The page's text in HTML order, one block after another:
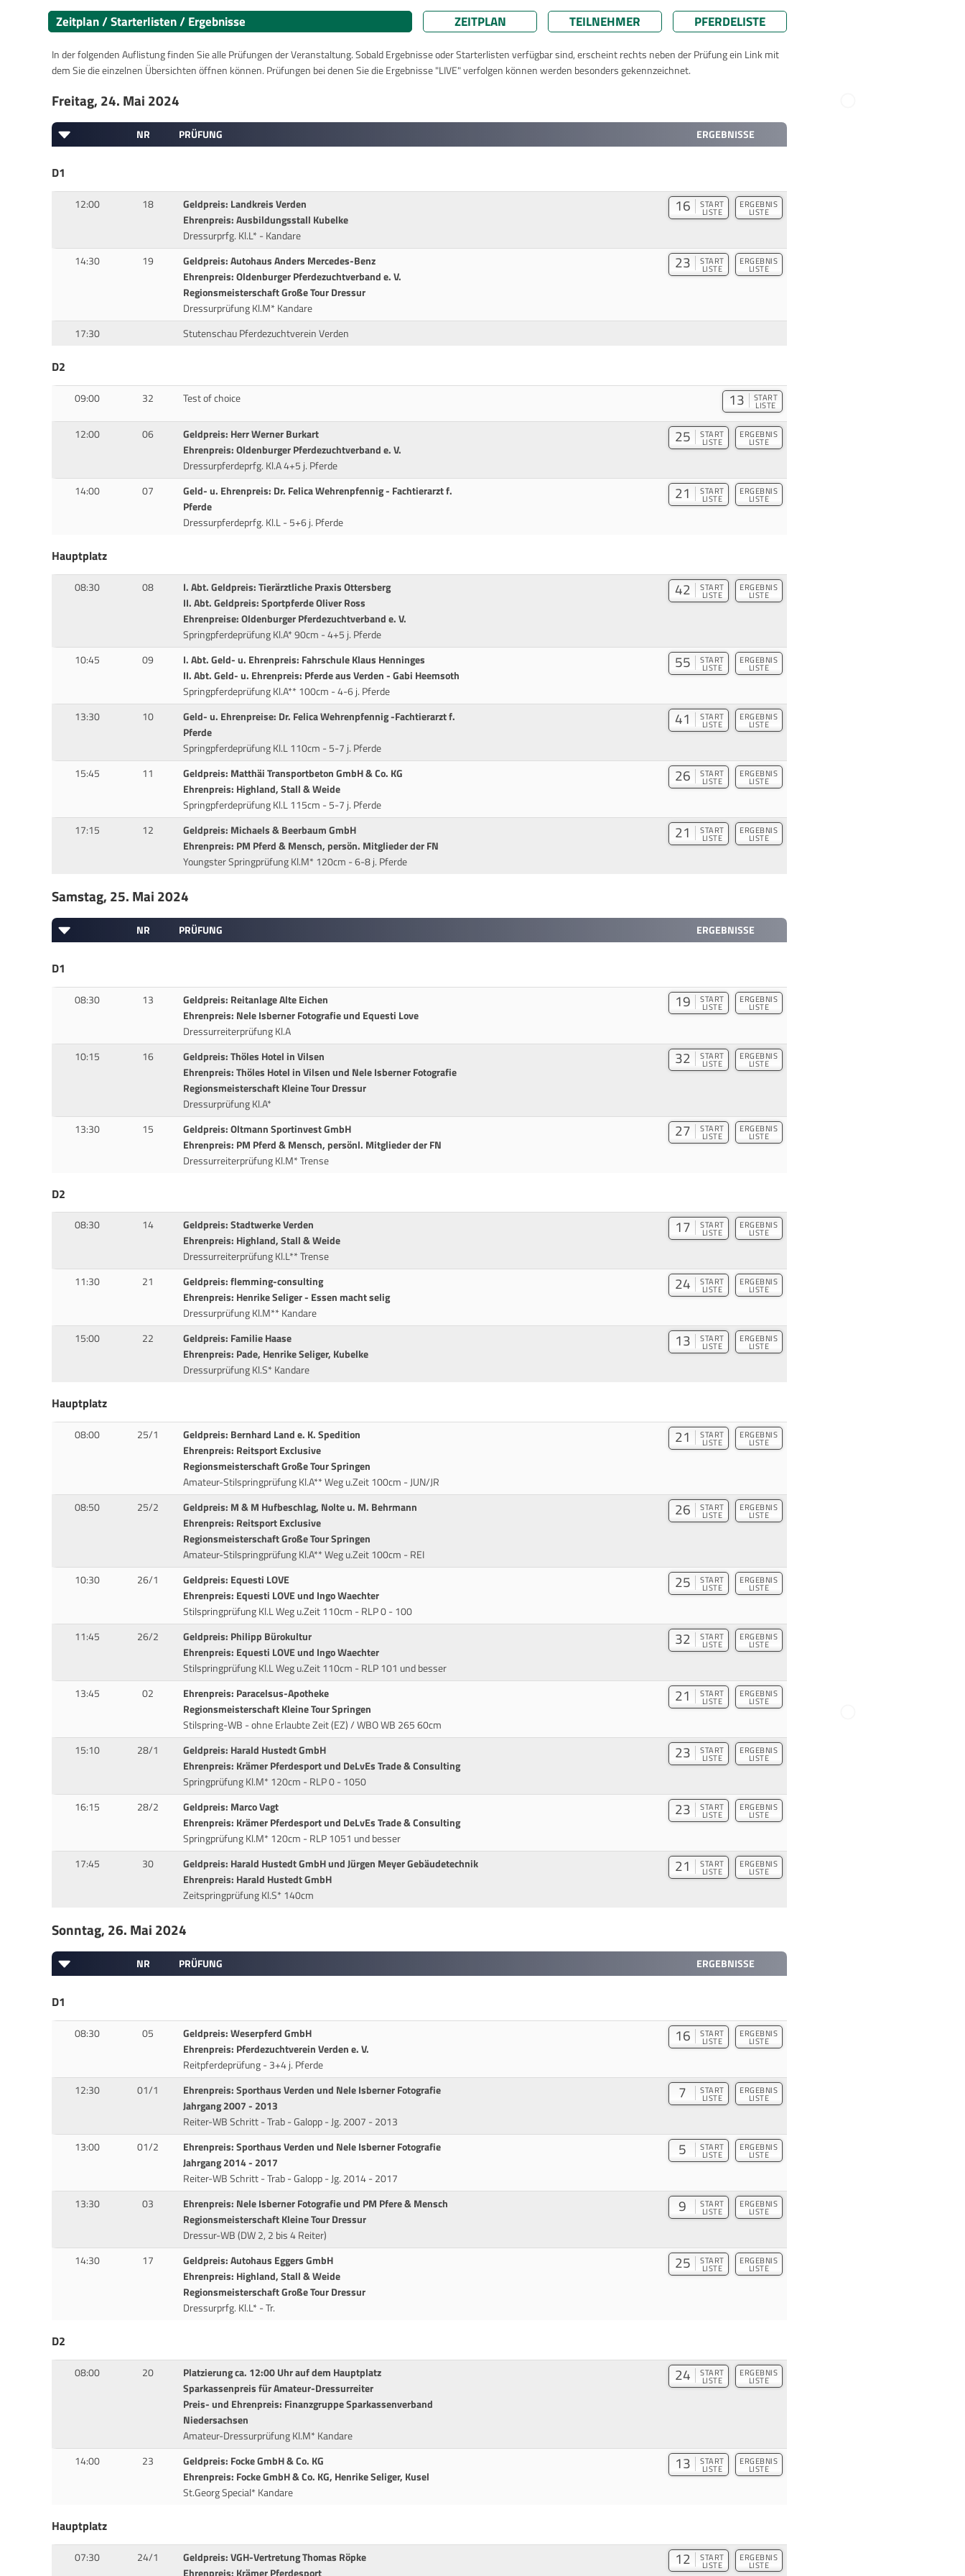
Zeitplan / Starterlisten / Ergebnisse ZEITPLAN TEILNEHMER PFERDELISTE
In der folgenden Auflistung finden Sie alle Prüfungen der Veranstaltung. Sobald Ergebnisse oder Starterlisten verfügbar sind, erscheint rechts neben der Prüfung ein Link mit
dem Sie die einzelnen Übersichten öffnen können. Prüfungen bei denen Sie die Ergebnisse "LIVE" verfolgen können werden besonders gekennzeichnet.
Freitag, 24. Mai 2024
NR PRÜFUNG ERGEBNISSE
D1
12:00 18
Geldpreis: Landkreis Verden
Ehrenpreis: Ausbildungsstall Kubelke
Dressurprfg. Kl.L* - Kandare
16 START
LISTE
ERGEBNIS
LISTE
14:30 19
Geldpreis: Autohaus Anders Mercedes-Benz
Ehrenpreis: Oldenburger Pferdezuchtverband e. V.
Regionsmeisterschaft Große Tour Dressur
Dressurprüfung Kl.M* Kandare
23 START
LISTE
ERGEBNIS
LISTE
17:30 Stutenschau Pferdezuchtverein Verden
D2
09:00 32 Test of choice 13 START
LISTE
12:00 06
Geldpreis: Herr Werner Burkart
Ehrenpreis: Oldenburger Pferdezuchtverband e. V.
Dressurpferdeprfg. Kl.A 4+5 j. Pferde
25 START
LISTE
ERGEBNIS
LISTE
14:00 07
Geld- u. Ehrenpreis: Dr. Felica Wehrenpfennig - Fachtierarzt f.
Pferde
Dressurpferdeprfg. Kl.L - 5+6 j. Pferde
21 START
LISTE
ERGEBNIS
LISTE
Hauptplatz
08:30 08
I. Abt. Geldpreis: Tierärztliche Praxis Ottersberg
II. Abt. Geldpreis: Sportpferde Oliver Ross
Ehrenpreise: Oldenburger Pferdezuchtverband e. V.
Springpferdeprüfung Kl.A* 90cm - 4+5 j. Pferde
42 START
LISTE
ERGEBNIS
LISTE
10:45 09
I. Abt. Geld- u. Ehrenpreis: Fahrschule Klaus Henninges
II. Abt. Geld- u. Ehrenpreis: Pferde aus Verden - Gabi Heemsoth
Springpferdeprüfung Kl.A** 100cm - 4-6 j. Pferde
55 START
LISTE
ERGEBNIS
LISTE
13:30 10
Geld- u. Ehrenpreise: Dr. Felica Wehrenpfennig -Fachtierarzt f.
Pferde
Springpferdeprüfung Kl.L 110cm - 5-7 j. Pferde
41 START
LISTE
ERGEBNIS
LISTE
15:45 11
Geldpreis: Matthäi Transportbeton GmbH & Co. KG
Ehrenpreis: Highland, Stall & Weide
Springpferdeprüfung Kl.L 115cm - 5-7 j. Pferde
26 START
LISTE
ERGEBNIS
LISTE
17:15 12
Geldpreis: Michaels & Beerbaum GmbH
Ehrenpreis: PM Pferd & Mensch, persön. Mitglieder der FN
Youngster Springprüfung Kl.M* 120cm - 6-8 j. Pferde
21 START
LISTE
ERGEBNIS
LISTE
Samstag, 25. Mai 2024
NR PRÜFUNG ERGEBNISSE
D1
08:30 13
Geldpreis: Reitanlage Alte Eichen
Ehrenpreis: Nele Isberner Fotografie und Equesti Love
Dressurreiterprüfung Kl.A
19 START
LISTE
ERGEBNIS
LISTE
10:15 16
Geldpreis: Thöles Hotel in Vilsen
Ehrenpreis: Thöles Hotel in Vilsen und Nele Isberner Fotografie
Regionsmeisterschaft Kleine Tour Dressur
Dressurprüfung Kl.A*
32 START
LISTE
ERGEBNIS
LISTE
13:30 15
Geldpreis: Oltmann Sportinvest GmbH
Ehrenpreis: PM Pferd & Mensch, persönl. Mitglieder der FN
Dressurreiterprüfung Kl.M* Trense
27 START
LISTE
ERGEBNIS
LISTE
D2
08:30 14
Geldpreis: Stadtwerke Verden
Ehrenpreis: Highland, Stall & Weide
Dressurreiterprüfung Kl.L** Trense
17 START
LISTE
ERGEBNIS
LISTE
11:30 21
Geldpreis: flemming-consulting
Ehrenpreis: Henrike Seliger - Essen macht selig
Dressurprüfung Kl.M** Kandare
24 START
LISTE
ERGEBNIS
LISTE
15:00 22
Geldpreis: Familie Haase
Ehrenpreis: Pade, Henrike Seliger, Kubelke
Dressurprüfung Kl.S* Kandare
13 START
LISTE
ERGEBNIS
LISTE
Hauptplatz
08:00 25/1
Geldpreis: Bernhard Land e. K. Spedition
Ehrenpreis: Reitsport Exclusive
Regionsmeisterschaft Große Tour Springen
Amateur-Stilspringprüfung Kl.A** Weg u.Zeit 100cm - JUN/JR
21 START
LISTE
ERGEBNIS
LISTE
08:50 25/2
Geldpreis: M & M Hufbeschlag, Nolte u. M. Behrmann
Ehrenpreis: Reitsport Exclusive
Regionsmeisterschaft Große Tour Springen
Amateur-Stilspringprüfung Kl.A** Weg u.Zeit 100cm - REI
26 START
LISTE
ERGEBNIS
LISTE
10:30 26/1
Geldpreis: Equesti LOVE
Ehrenpreis: Equesti LOVE und Ingo Waechter
Stilspringprüfung Kl.L Weg u.Zeit 110cm - RLP 0 - 100
25 START
LISTE
ERGEBNIS
LISTE
11:45 26/2
Geldpreis: Philipp Bürokultur
Ehrenpreis: Equesti LOVE und Ingo Waechter
Stilspringprüfung Kl.L Weg u.Zeit 110cm - RLP 101 und besser
32 START
LISTE
ERGEBNIS
LISTE
13:45 02
Ehrenpreis: Paracelsus-Apotheke
Regionsmeisterschaft Kleine Tour Springen
Stilspring-WB - ohne Erlaubte Zeit (EZ) / WBO WB 265 60cm
21 START
LISTE
ERGEBNIS
LISTE
15:10 28/1
Geldpreis: Harald Hustedt GmbH
Ehrenpreis: Krämer Pferdesport und DeLvEs Trade & Consulting
Springprüfung Kl.M* 120cm - RLP 0 - 1050
23 START
LISTE
ERGEBNIS
LISTE
16:15 28/2
Geldpreis: Marco Vagt
Ehrenpreis: Krämer Pferdesport und DeLvEs Trade & Consulting
Springprüfung Kl.M* 120cm - RLP 1051 und besser
23 START
LISTE
ERGEBNIS
LISTE
17:45 30
Geldpreis: Harald Hustedt GmbH und Jürgen Meyer Gebäudetechnik
Ehrenpreis: Harald Hustedt GmbH
Zeitspringprüfung Kl.S* 140cm
21 START
LISTE
ERGEBNIS
LISTE
Sonntag, 26. Mai 2024
NR PRÜFUNG ERGEBNISSE
D1
08:30 05
Geldpreis: Weserpferd GmbH
Ehrenpreis: Pferdezuchtverein Verden e. V.
Reitpferdeprüfung - 3+4 j. Pferde
16 START
LISTE
ERGEBNIS
LISTE
12:30 01/1
Ehrenpreis: Sporthaus Verden und Nele Isberner Fotografie
Jahrgang 2007 - 2013
Reiter-WB Schritt - Trab - Galopp - Jg. 2007 - 2013
7 START
LISTE
ERGEBNIS
LISTE
13:00 01/2
Ehrenpreis: Sporthaus Verden und Nele Isberner Fotografie
Jahrgang 2014 - 2017
Reiter-WB Schritt - Trab - Galopp - Jg. 2014 - 2017
5 START
LISTE
ERGEBNIS
LISTE
13:30 03
Ehrenpreis: Nele Isberner Fotografie und PM Pfere & Mensch
Regionsmeisterschaft Kleine Tour Dressur
Dressur-WB (DW 2, 2 bis 4 Reiter)
9 START
LISTE
ERGEBNIS
LISTE
14:30 17
Geldpreis: Autohaus Eggers GmbH
Ehrenpreis: Highland, Stall & Weide
Regionsmeisterschaft Große Tour Dressur
Dressurprfg. Kl.L* - Tr.
25 START
LISTE
ERGEBNIS
LISTE
D2
08:00 20
Platzierung ca. 12:00 Uhr auf dem Hauptplatz
Sparkassenpreis für Amateur-Dressurreiter
Preis- und Ehrenpreis: Finanzgruppe Sparkassenverband
Niedersachsen
Amateur-Dressurprüfung Kl.M* Kandare
24 START
LISTE
ERGEBNIS
LISTE
14:00 23
Geldpreis: Focke GmbH & Co. KG
Ehrenpreis: Focke GmbH & Co. KG, Henrike Seliger, Kusel
St.Georg Special* Kandare
13 START
LISTE
ERGEBNIS
LISTE
Hauptplatz
07:30 24/1
Geldpreis: VGH-Vertretung Thomas Röpke
Ehrenpreis: Krämer Pferdesport
12 START
LISTE
ERGEBNIS
LISTE